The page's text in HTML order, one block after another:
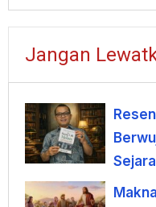
Jangan